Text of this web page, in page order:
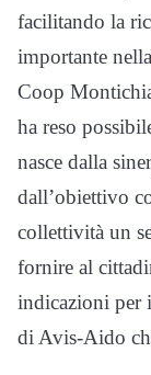
facilitando la
importante
Coop
ha reso
nasce dalla
dall’obiettivo
collettività un
fornire al
indicazioni per
di Avis‐Aido